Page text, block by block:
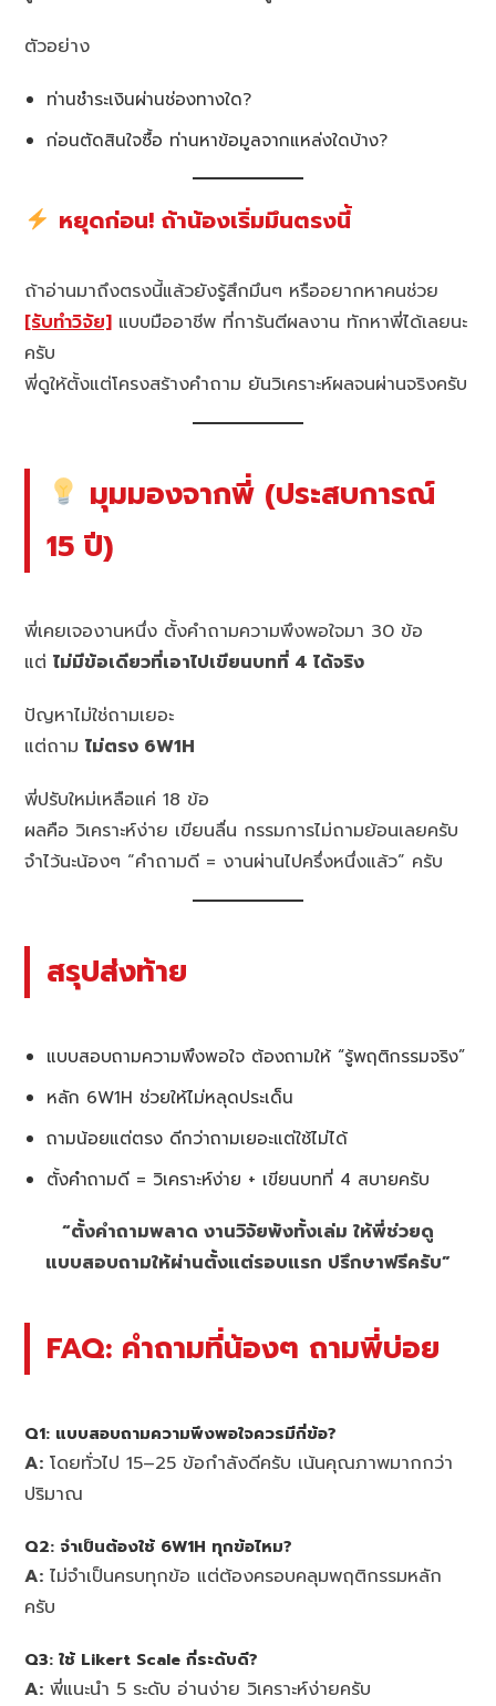
ตัวอย่าง
ท่านชำระเงินผ่านช่องทางใด?
ก่อนตัดสินใจซื้อ ท่านหาข้อมูลจากแหล่งใดบ้าง?
หยุดก่อน! ถ้าน้องเริ่มมึนตรงนี้
ถ้าอ่านมาถึงตรงนี้แล้วยังรู้สึกมึนๆ หรืออยากหาคนช่วย
[รับทำวิจัย] แบบมืออาชีพ ที่การันตีผลงาน ทักหาพี่ได้เลยนะ
ครับ
พี่ดูให้ตั้งแต่โครงสร้างคำถาม ยันวิเคราะห์ผลจนผ่านจริงครับ
มุมมองจากพี่ (ประสบการณ์
15 ปี)
พี่เคยเจองานหนึ่ง ตั้งคำถามความพึงพอใจมา 30 ข้อ
แต่ไม่มีข้อเดียวที่เอาไปเขียนบทที่ 4 ได้จริง
ปัญหาไม่ใช่ถามเยอะ
แต่ถามไม่ตรง 6W1H
พี่ปรับใหม่เหลือแค่ 18 ข้อ
ผลคือ วิเคราะห์ง่าย เขียนลื่น กรรมการไม่ถามย้อนเลยครับ
จำไว้นะน้องๆ “คำถามดี = งานผ่านไปครึ่งหนึ่งแล้ว” ครับ
สรุปส่งท้าย
แบบสอบถามความพึงพอใจ ต้องถามให้ “รู้พฤติกรรมจริง”
หลัก 6W1H ช่วยให้ไม่หลุดประเด็น
ถามน้อยแต่ตรง ดีกว่าถามเยอะแต่ใช้ไม่ได้
ตั้งคำถามดี = วิเคราะห์ง่าย + เขียนบทที่ 4 สบายครับ
“ตั้งคำถามพลาด งานวิจัยพังทั้งเล่ม ให้พี่ช่วยดู
แบบสอบถามให้ผ่านตั้งแต่รอบแรก ปรึกษาฟรีครับ”
FAQ: คำถามที่น้องๆ ถามพี่บ่อย
Q1: แบบสอบถามความพึงพอใจควรมีกี่ข้อ?
A: โดยทั่วไป 15–25 ข้อกำลังดีครับ เน้นคุณภาพมากกว่า
ปริมาณ
Q2: จำเป็นต้องใช้ 6W1H ทุกข้อไหม?
A: ไม่จำเป็นครบทุกข้อ แต่ต้องครอบคลุมพฤติกรรมหลัก
ครับ
Q3: ใช้ Likert Scale กี่ระดับดี?
A: พี่แนะนำ 5 ระดับ อ่านง่าย วิเคราะห์ง่ายครับ